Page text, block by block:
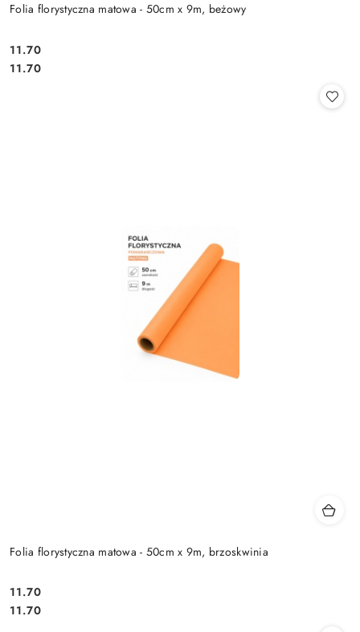
Folia florystyczna matowa - 50cm x 9m, beżowy
Cena:
11.70
Cena:
11.70
Folia florystyczna matowa - 50cm x 9m, brzoskwinia
Cena:
11.70
Cena:
11.70